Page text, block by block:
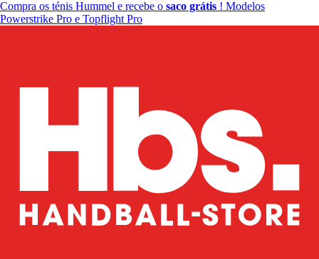
Compra os ténis Hummel e recebe o saco grátis ! Modelos
Powerstrike Pro e Topflight Pro